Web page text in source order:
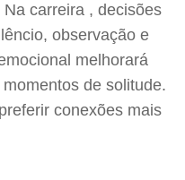
carreira , decisões
observação e
melhorará
de solitude.
conexões mais